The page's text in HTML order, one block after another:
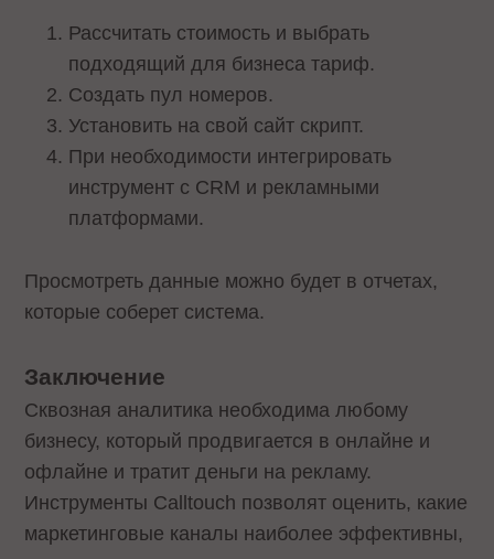
Рассчитать стоимость и выбрать
подходящий для бизнеса тариф.
Создать пул номеров.
Установить на свой сайт скрипт.
При необходимости интегрировать
инструмент с CRM и рекламными
платформами.
Просмотреть данные можно будет в отчетах,
которые соберет система.
Заключение
Сквозная аналитика необходима любому
бизнесу, который продвигается в онлайне и
офлайне и тратит деньги на рекламу.
Инструменты Calltouch позволят оценить, какие
маркетинговые каналы наиболее эффективны,